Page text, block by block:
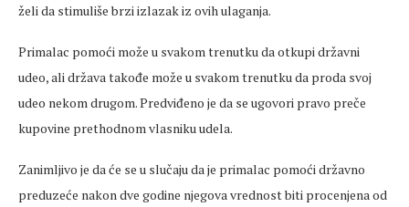
želi da stimuliše brzi izlazak iz ovih ulaganja.
Primalac pomoći može u svakom trenutku da otkupi državni
udeo, ali država takođe može u svakom trenutku da proda svoj
udeo nekom drugom. Predviđeno je da se ugovori pravo preče
kupovine prethodnom vlasniku udela.
Zanimljivo je da će se u slučaju da je primalac pomoći državno
preduzeće nakon dve godine njegova vrednost biti procenjena od